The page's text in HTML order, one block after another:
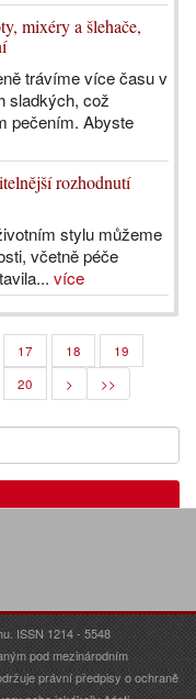
mixéry a šlehače,
trávíme více času v
sladkých, což
pečením. Abyste
rozhodnutí
stylu můžeme
včetně péče
více
17 18
19
20
> >>
ISSN 1214 - 5548
pod mezinárodním
právní předpisy o ochraně